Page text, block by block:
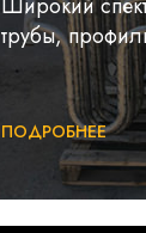
трубы,
ПОДРОБНЕЕ